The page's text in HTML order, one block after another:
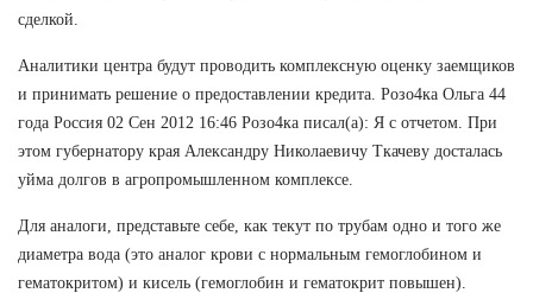
сделкой.
Аналитики центра будут проводить комплексную оценку заемщиков
и принимать решение о предоставлении кредита. Розо4ка Ольга 44
года Россия 02 Сен 2012 16:46 Розо4ка писал(а): Я с отчетом. При
этом губернатору края Александру Николаевичу Ткачеву досталась
уйма долгов в агропромышленном комплексе.
Для аналоги, представьте себе, как текут по трубам одно и того же
диаметра вода (это аналог крови с нормальным гемоглобином и
гематокритом) и кисель (гемоглобин и гематокрит повышен).